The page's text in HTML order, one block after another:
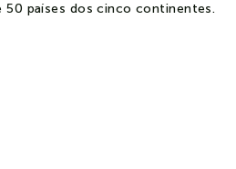
50 países dos cinco continentes.